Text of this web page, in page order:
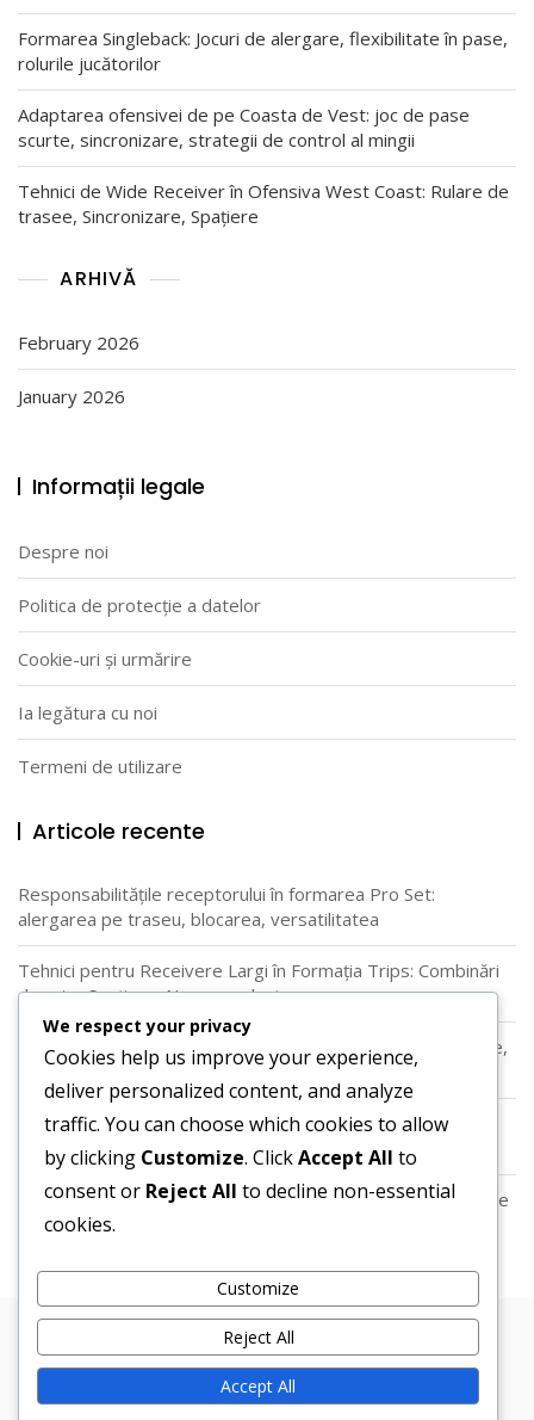
Formarea Singleback: Jocuri de alergare, flexibilitate în pase,
rolurile jucătorilor
Adaptarea ofensivei de pe Coasta de Vest: joc de pase
scurte, sincronizare, strategii de control al mingii
Tehnici de Wide Receiver în Ofensiva West Coast: Rulare de
trasee, Sincronizare, Spațiere
ARHIVĂ
February 2026
January 2026
Informații legale
Despre noi
Politica de protecție a datelor
Cookie-uri și urmărire
Ia legătura cu noi
Termeni de utilizare
Articole recente
Responsabilitățile receptorului în formarea Pro Set:
alergarea pe traseu, blocarea, versatilitatea
Tehnici pentru Receivere Largi în Formația Trips: Combinări
de rute, Spațiere, Neconcordanțe
Formarea Singleback: Jocuri de alergare, flexibilitate în pase,
rolurile jucătorilor
Adaptarea ofensivei de pe Coasta de Vest: joc de pase
scurte, sincronizare, strategii de control al mingii
Tehnici de Wide Receiver în Ofensiva West Coast: Rulare de
trasee, Sincronizare, Spațiere
Copyright © 2026 Bosa. Powered by
Despre noi Politica de protecție a datelor
Cookie-uri și urmărire
Termeni de utilizare
We respect your privacy
Cookies help us improve your experience,
deliver personalized content, and analyze
traffic. You can choose which cookies to allow
by clicking Customize. ClickAccept All to
consent or Reject All to decline non-essential
cookies.
Customize
Reject All
Accept All